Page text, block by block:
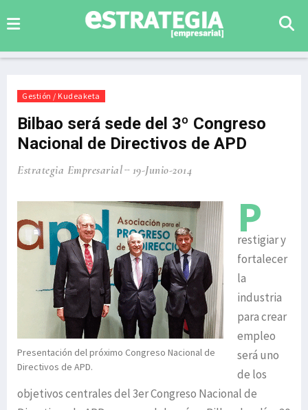
Gestión / Kudeaketa
Bilbao será sede del 3º Congreso
Nacional de Directivos de APD
Estrategia Empresarial 19-Junio-2014
Presentación del próximo Congreso Nacional de
Directivos de APD.
P
restigiar y
fortalecer
la
industria
para crear
empleo
será uno
de los
objetivos centrales del 3er Congreso Nacional de